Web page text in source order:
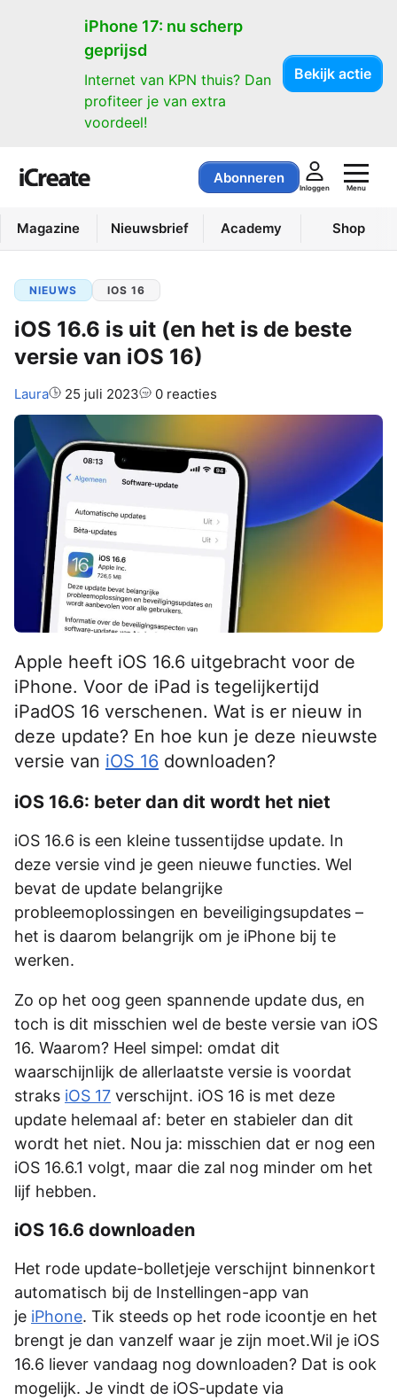
iPhone 17: nu scherp
geprijsd
Internet van KPN thuis? Dan
profiteer je van extra
voordeel!
Bekijk actie
Abonneren
Inloggen Menu
Magazine Nieuwsbrief Academy Shop
NIEUWS IOS 16
iOS 16.6 is uit (en het is de beste
versie van iOS 16)
Auteur:
Laura 25 juli 2023 0 reacties
Apple heeft iOS 16.6 uitgebracht voor de
iPhone. Voor de iPad is tegelijkertijd
iPadOS 16 verschenen. Wat is er nieuw in
deze update? En hoe kun je deze nieuwste
versie van iOS 16 downloaden?
iOS 16.6: beter dan dit wordt het niet
iOS 16.6 is een kleine tussentijdse update. In
deze versie vind je geen nieuwe functies. Wel
bevat de update belangrijke
probleemoplossingen en beveiligingsupdates –
het is daarom belangrijk om je iPhone bij te
werken.
Zo op het oog geen spannende update dus, en
toch is dit misschien wel de beste versie van iOS
16. Waarom? Heel simpel: omdat dit
waarschijnlijk de allerlaatste versie is voordat
straks iOS 17 verschijnt. iOS 16 is met deze
update helemaal af: beter en stabieler dan dit
wordt het niet. Nou ja: misschien dat er nog een
iOS 16.6.1 volgt, maar die zal nog minder om het
lijf hebben.
iOS 16.6 downloaden
Het rode update-bolletjeje verschijnt binnenkort
automatisch bij de Instellingen-app van
je iPhone. Tik steeds op het rode icoontje en het
brengt je dan vanzelf waar je zijn moet.Wil je iOS
16.6 liever vandaag nog downloaden? Dat is ook
mogelijk. Je vindt de iOS-update via